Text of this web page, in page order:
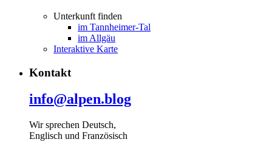
Unterkunft finden
im Tannheimer-Tal
im Allgäu
Interaktive Karte
Kontakt
info@alpen.blog
Wir sprechen Deutsch,
Englisch und Französisch